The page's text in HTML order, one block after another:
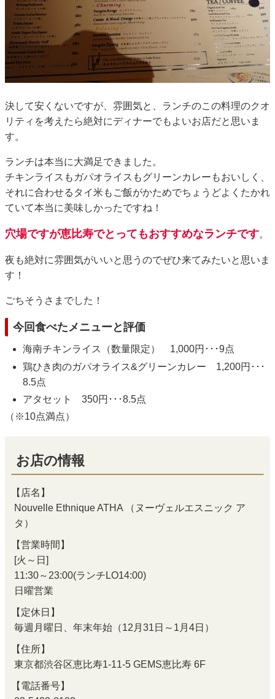
決して安くないですが、雰囲気と、ランチのこの料理のクオ
リティを考えたら絶対にディナーでもよいお店だと思いま
す。
ランチは本当に大満足できました。
チキンライスもガパオライスもグリーンカレーもおいしく、
それに合わせるタイ米もご飯がかためでちょうどよくたかれ
ていて本当に美味しかったですね！
穴場ですが恵比寿でとってもおすすめなランチです。
夜も絶対に雰囲気がいいと思うのでぜひ来てみたいと思いま
す！
ごちそうさまでした！
今回食べたメニューと評価
海南チキンライス（数量限定） 1,000円･･･9点
鶏ひき肉のガパオライス&グリーンカレー 1,200円･･･
8.5点
アタセット 350円･･･8.5点
（※10点満点）
お店の情報
【店名】
Nouvelle Ethnique ATHA （ヌーヴェルエスニック ア
タ）
【営業時間】
[火～日]
11:30～23:00(ランチLO14:00)
日曜営業
【定休日】
毎週月曜日、年末年始（12月31日～1月4日）
【住所】
東京都渋谷区恵比寿1-11-5 GEMS恵比寿 6F
【電話番号】